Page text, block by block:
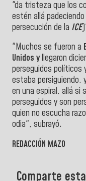
"da tristeza que los
estén allá
persecución de la ICE
"Muchos se fueron a
Unidos yllegaron
perseguidos políticos
estaba persiguiendo,
en una espiral, allá si
perseguidos y son
quien no escucha
odia", subrayó.
REDACCIÓN MAZO
Comparte